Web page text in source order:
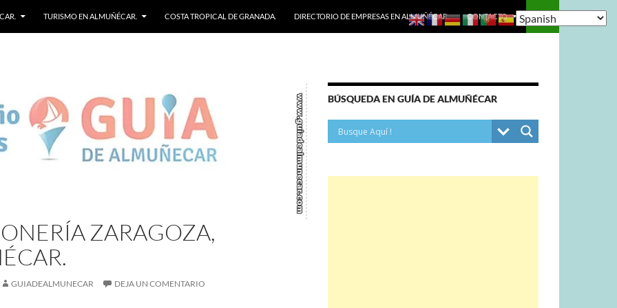
TURISMO EN ALMUÑÉCAR. COSTA TROPICAL DE GRANADA. DIRECTORIO DE EMPRESAS EN ALMUÑÉCAR. CONTACTO
ZARAGOZA,
GUIADEALMUNECAR DEJA UN COMENTARIO
BÚSQUEDA EN GUÍA DE ALMUÑÉCAR